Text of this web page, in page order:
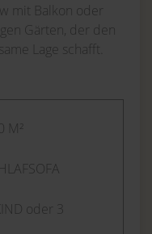
mit Balkon oder
Gärten, der den
Lage schafft.
M²
oder 3